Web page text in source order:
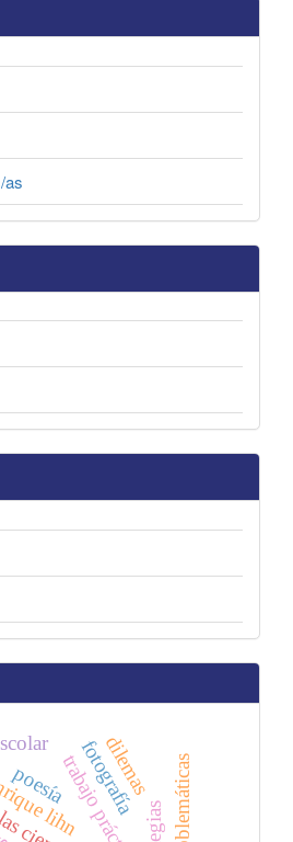
as
trabajo práctico
lihn
poesía fotografía
dilemas